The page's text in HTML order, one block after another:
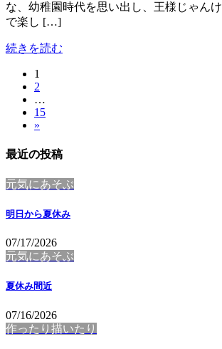
な、幼稚園時代を思い出し、王様じゃん
で楽し […]
続きを読む
ペ
ジ
送
り
固
定
ペ
ー
ジ
1
固
定
ペ
ー
ジ
2
…
固
定
ー
15
»
最近の投稿
元気にあそぶ
明日から夏休み
07/17/2026
元気にあそぶ
夏休み間近
07/16/2026
作ったり描いたり